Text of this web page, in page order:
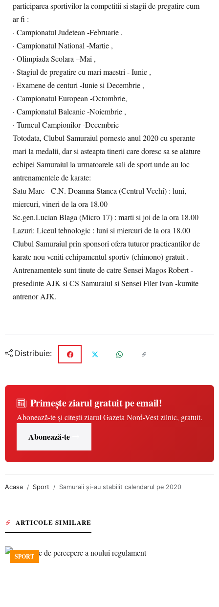
participarea sportivilor la competitii si stagii de pregatire cum
ar fi :
· Campionatul Judetean -Februarie ,
· Campionatul National -Martie ,
· Olimpiada Scolara –Mai ,
· Stagiul de pregatire cu mari maestri - Iunie ,
· Examene de centuri -Iunie si Decembrie ,
· Campionatul European -Octombrie,
· Campionatul Balcanic -Noiembrie ,
· Turneul Campionilor -Decembrie
Totodata, Clubul Samuraiul porneste anul 2020 cu sperante
mari la medalii, dar si asteapta tinerii care doresc sa se alature
echipei Samuraiul la urmatoarele sali de sport unde au loc
antrenamentele de karate:
Satu Mare - C.N. Doamna Stanca (Centrul Vechi) : luni,
miercuri, vineri de la ora 18.00
Sc.gen.Lucian Blaga (Micro 17) : marti si joi de la ora 18.00
Lazuri: Liceul tehnologic : luni si miercuri de la ora 18.00
Clubul Samuraiul prin sponsori ofera tuturor practicantilor de
karate nou veniti echipamentul sportiv (chimono) gratuit .
Antrenamentele sunt tinute de catre Sensei Magos Robert -
presedinte AJK si CS Samuraiul si Sensei Filer Ivan -kumite
antrenor AJK.
Distribuie:
Primește ziarul gratuit pe email!
Abonează-te și citești ziarul Gazeta Nord-Vest zilnic, gratuit.
Abonează-te
Acasa Sport Samuraii și-au stabilit calendarul pe 2020
ARTICOLE SIMILARE
SPORT